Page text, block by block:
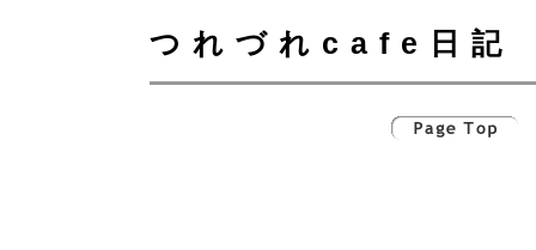
つれづれcafe日記